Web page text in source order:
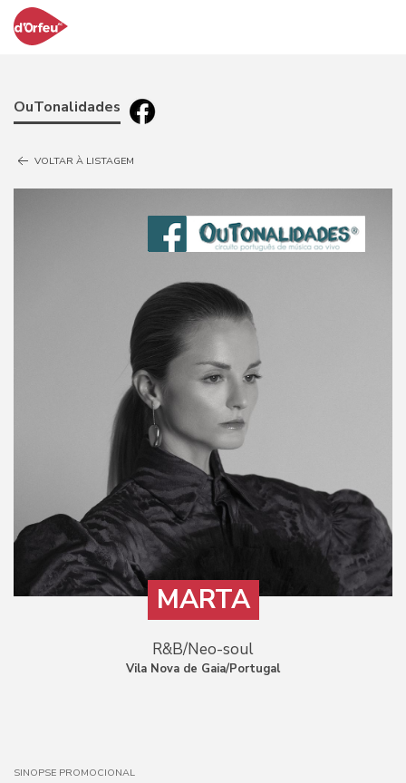
OuTonalidades
VOLTAR À LISTAGEM
MARTA
R&B/Neo-soul
Vila Nova de Gaia/Portugal
SINOPSE PROMOCIONAL